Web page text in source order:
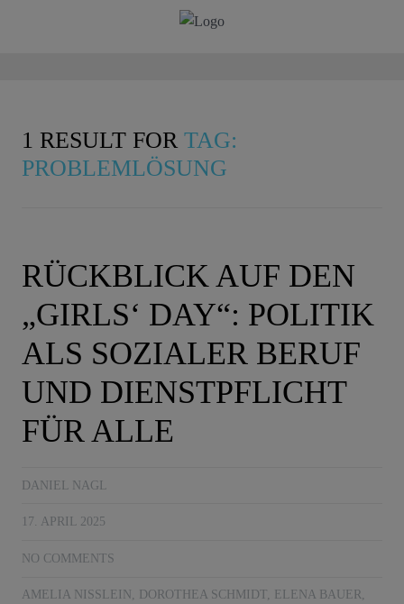
1 RESULT FOR TAG:
PROBLEMLÖSUNG
RÜCKBLICK AUF DEN
„GIRLS‘ DAY“: POLITIK
ALS SOZIALER BERUF
UND DIENSTPFLICHT
FÜR ALLE
DANIEL NAGL
17. APRIL 2025
NO COMMENTS
AMELIA NISSLEIN , DOROTHEA SCHMIDT, ELENA BAUER,